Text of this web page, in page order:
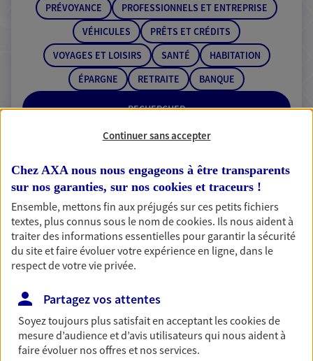
RECHERCHER
PRÉVOYANCE
PROFESSIONNELS ET ENTREPRISE
VÉHICULES
PRÊTS ET CRÉDITS
VOYAGES ET LOISIRS
SANTÉ
HABITATION
ÉPARGNE
RETRAITE BANQUE
2 résultats correspondent à votre
recherche
Passer les
résultats
Liste Carte
Anthony Miannay
Conseiller AXA Epargne et Protection
Continuer sans accepter
Chez AXA nous nous engageons à être transparents
sur nos garanties, sur nos cookies et traceurs !
Ensemble, mettons fin aux préjugés sur ces petits fichiers
textes, plus connus sous le nom decookies. Ils nous aident à
traiter des informations essentielles pour garantir la sécurité
du site et faire évoluer votre expérience en ligne, dans le
respect de votre vie privée.
Partagez vos attentes
Soyez toujours plus satisfait en acceptant lescookiesde
mesure d’audience et d’avis utilisateurs qui nous aident à
faire évoluer nos offres et nos services.